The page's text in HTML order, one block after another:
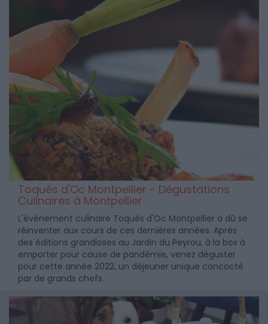
Toqués d'Oc Montpellier - Dégustations
Culinaires à Montpellier
L'événement culinaire Toqués d'Oc Montpellier a dû se
réinventer aux cours de ces dernières années. Après
des éditions grandioses au Jardin du Peyrou, à la box à
emporter pour cause de pandémie, venez déguster
pour cette année 2022, un déjeuner unique concocté
par de grands chefs.